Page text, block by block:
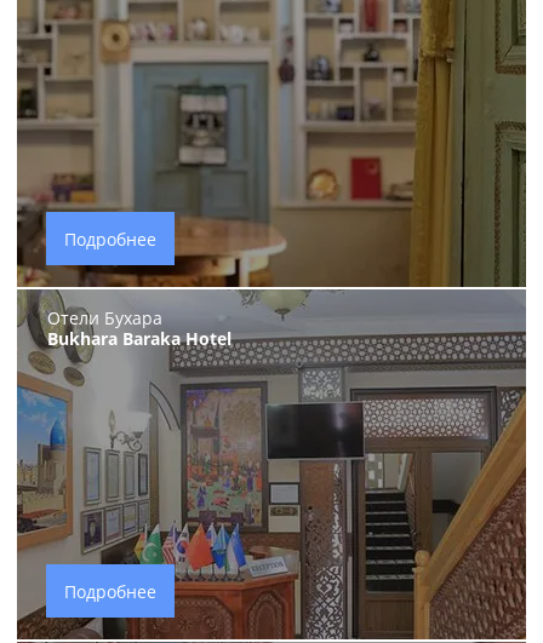
Подробнее
Отели Бухара
Bukhara Baraka Hotel
Подробнее